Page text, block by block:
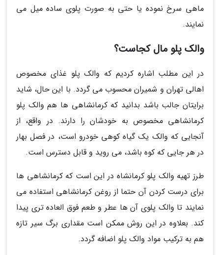
ماهی سرخ نموده یا حتی به صورت پلوی ساده میل می
نمایند.
والک پلو مال کجاست؟
در این مطلب اشاره کردیم که والک پلو غذای مخصوص
اهالی تهران و شمیران محسوب می گردد. با این حال، شاید
برایتان جالب باشد بدانید که کرمانشاهی ها هم والک پلو
کرمانشاهی مخصوص به خودشان را دارند. در واقع، از
آنجایی که والک یک گیاه کوهی خودرو است، در فصل بهار
در هر جایی که کوه باشد، می روید و قابل دسترس است.
طرز تهیه والک پلو کرمانشاه در این است که کرمانشاهی ها
برای درست کردن آن حتما از روغن کرمانشاهی استفاده می
نمایند تا والک پلوی آن ها عطر و طعم فوق العاده تری پیدا
کند. بعلاوه در این روش ممکن است مقداری برگ سیر تازه
هم به ترکیب مواد والک پلو اضافه گردد.